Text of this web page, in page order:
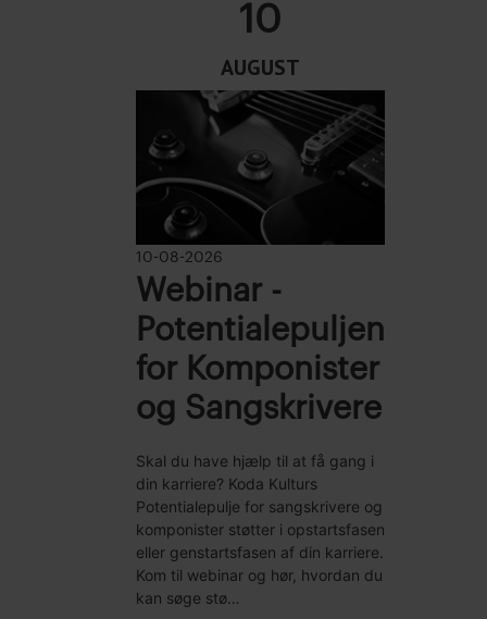
10
AUGUST
10-08-2026
Webinar -
Potentialepuljen
for Komponister
og Sangskrivere
Skal du have hjælp til at få gang i
din karriere? Koda Kulturs
Potentialepulje for sangskrivere og
komponister støtter i opstartsfasen
eller genstartsfasen af din karriere.
Kom til webinar og hør, hvordan du
kan søge stø…